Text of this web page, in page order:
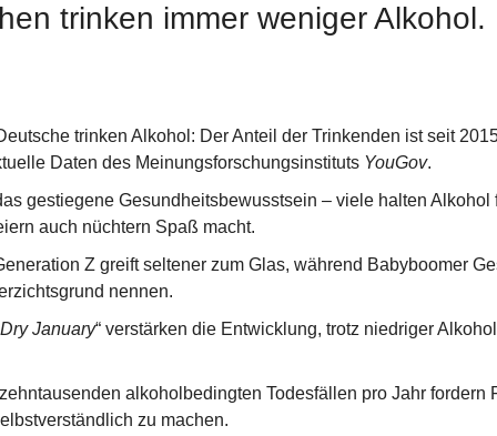
trinken immer weniger Alkohol.
trinken Alkohol: Der Anteil der Trinkenden ist seit
Daten des Meinungsforschungsinstituts YouGov.
gestiegene Gesundheitsbewusstsein – viele halten Alkohol
auch nüchtern Spaß macht.
Z greift seltener zum Glas, während Babyboomer
nennen.
Dry January“ verstärken die Entwicklung, trotz niedriger
alkoholbedingten Todesfällen pro Jahr fordern
zu machen.